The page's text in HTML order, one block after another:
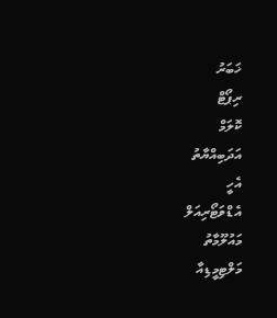
ޚަބަރު
ރިޕޯޓް
ކޮލަމް
އަދަބިއްޔާތު
އެހީ
އެޑްވަޓޯރިއަލް
މައުލޫމާތު
މަލްޓިމީޑިއާ